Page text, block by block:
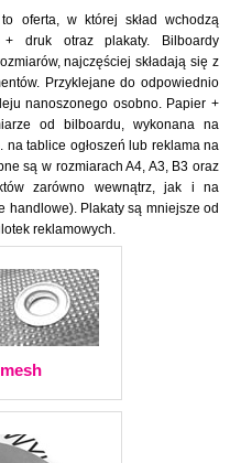
oferta, w której skład wchodzą
+ druk otraz plakaty. Bilboardy
najczęściej składają się z
Przyklejane do odpowiednio
nanoszonego osobno. Papier +
od bilboardu, wykonana na
tablice ogłoszeń lub reklama na
są w rozmiarach A4, A3, B3 oraz
zarówno wewnątrz, jak i na
handlowe). Plakaty są mniejsze od
reklamowych.